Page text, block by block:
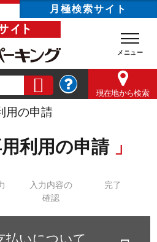
月極検索サイト
現在地から検索
用の申請
利用の申請
入力内容の
確認
完了
払いについて